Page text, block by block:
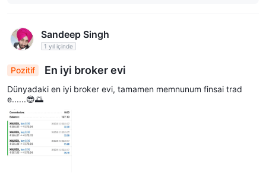
Sandeep Singh
1 yıl içinde
Pozitif En iyi broker evi
Dünyadaki en iyi broker evi, tamamen memnunum finsai trad
e......😎🌅